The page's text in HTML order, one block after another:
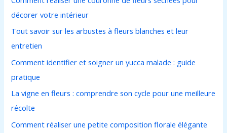
c
h
e
r
:
décorer votre intérieur
Tout savoir sur les arbustes à fleurs blanches et leur
entretien
Comment identifier et soigner un yucca malade : guide
pratique
La vigne en fleurs : comprendre son cycle pour une meilleure
récolte
Comment réaliser une petite composition florale élégante